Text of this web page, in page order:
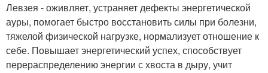
Левзея - оживляет, устраняет дефекты энергетической
ауры, помогает быстро восстановить силы при болезни,
тяжелой физической нагрузке, нормализует отношение к
себе. Повышает энергетический успех, способствует
перераспределению энергии с хвоста в дыру, учит